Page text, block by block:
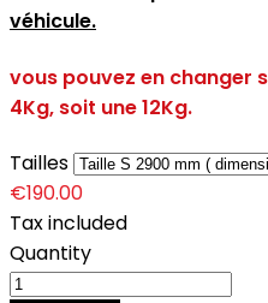
véhicule.
vous pouvez en changer
4Kg, soit une 12Kg.
Tailles
€190.00
Tax included
Quantity